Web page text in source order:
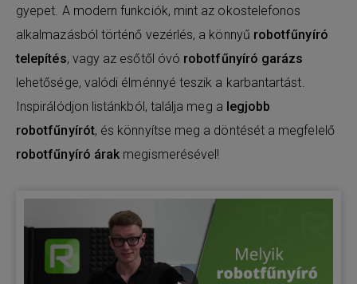
gyepet. A modern funkciók, mint az okostelefonos
alkalmazásból történő vezérlés, a könnyű robotfűnyíró
telepítés, vagy az esőtől óvó robotfűnyíró garázs
lehetősége, valódi élménnyé teszik a karbantartást.
Inspirálódjon listánkból, találja meg a legjobb
robotfűnyírót, és könnyítse meg a döntését a megfelelő
robotfűnyíró árak megismerésével!